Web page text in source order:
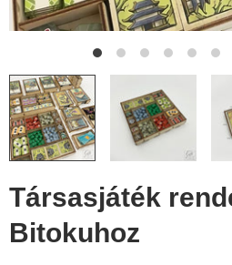
Társasjáték
Bitokuhoz